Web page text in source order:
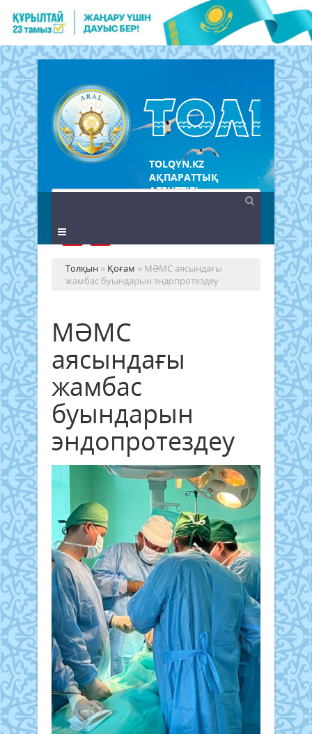
TOLQYN.KZ
АҚПАРАТТЫҚ
АГЕНТТІГІ
Толқын » Қоғам » МӘМС аясындағы
жамбас буындарын эндопротездеу
МӘМС
аясындағы
жамбас
буындарын
эндопротездеу